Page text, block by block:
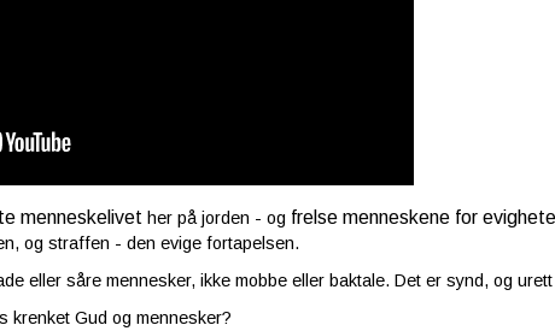
menneskelivether på jorden - og frelse menneskene for
og straffen - den evige fortapelsen.
eller såre mennesker, ikke mobbe eller baktale. Det er synd, og urett
krenket Gud og mennesker?